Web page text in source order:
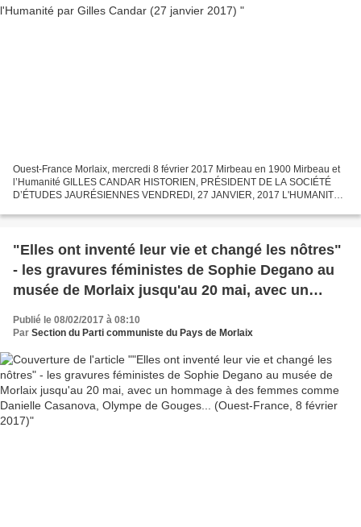
Ouest-France Morlaix, mercredi 8 février 2017 Mirbeau en 1900 Mirbeau et
l’Humanité GILLES CANDAR HISTORIEN, PRÉSIDENT DE LA SOCIÉTÉ
D’ÉTUDES JAURÉSIENNES VENDREDI, 27 JANVIER, 2017 L'HUMANITÉ
"Elles ont inventé leur vie et changé les nôtres"
- les gravures féministes de Sophie Degano au
musée de Morlaix jusqu'au 20 mai, avec un
Casanova, Olympe de Gouges... (Ouest-France,
Publié le 08/02/2017 à 08:10
Par Section du Parti communiste du Pays de Morlaix